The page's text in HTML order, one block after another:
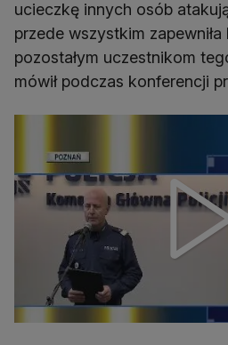
ucieczkę innych osób
przede wszystkim
pozostałym uczestnikom
mówił podczas konferencji